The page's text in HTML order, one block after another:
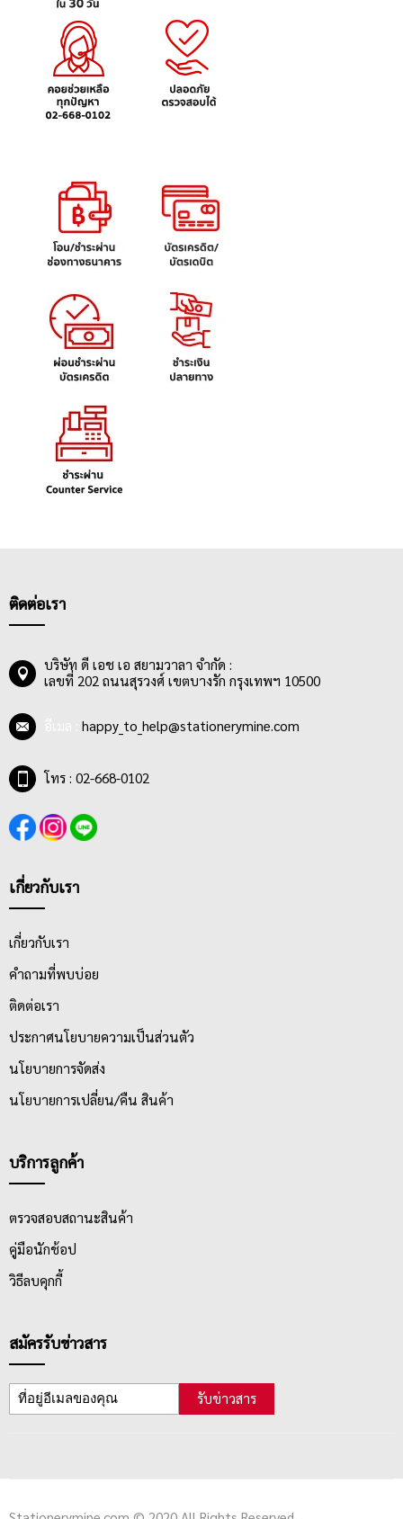
ติดต่อเรา
บริษัท ดี เอช เอ สยามวาลา จำกัด :
เลขที่ 202 ถนนสุรวงศ์ เขตบางรัก กรุงเทพฯ 10500
happy_to_help@stationerymine.com
โทร : 02-668-0102
เกี่ยวกับเรา
เกี่ยวกับเรา
คำถามที่พบบ่อย
ติดต่อเรา
ประกาศนโยบายความเป็นส่วนตัว
นโยบายการจัดส่ง
นโยบายการเปลี่ยน/คืน สินค้า
บริการลูกค้า
ตรวจสอบสถานะสินค้า
คู่มือนักช้อป
วิธีลบคุกกี้
สมัครรับข่าวสาร
รับข่าวสาร